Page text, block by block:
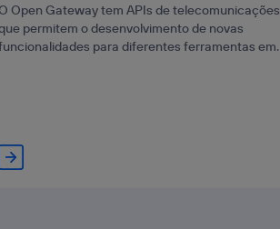
Open Gateway tem APIs de telecomunicações
permitem o desenvolvimento de novas
para diferentes ferramentas em